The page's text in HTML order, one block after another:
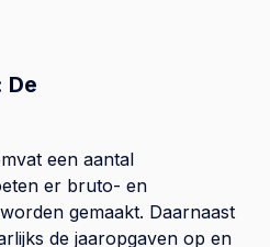
De
een aantal
er bruto- en
gemaakt. Daarnaast
de jaaropgaven op en